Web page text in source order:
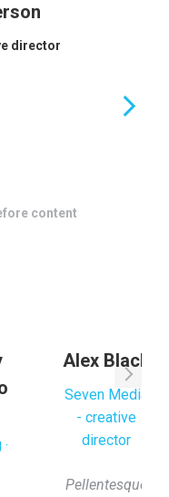
director
content
-
Alex Black
Seven Media
- creative
director
Pellentesque